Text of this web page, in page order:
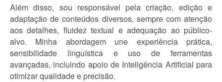
Além disso, sou responsável pela criação, edição e
adaptação de conteúdos diversos, sempre com atenção
aos detalhes, fluidez textual e adequação ao público-
alvo. Minha abordagem une experiência prática,
sensibilidade linguística e uso de ferramentas
avançadas, incluindo apoio de Inteligência Artificial para
otimizar qualidade e precisão.